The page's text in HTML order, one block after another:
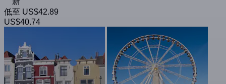
低至 US$42.89
US$40.74